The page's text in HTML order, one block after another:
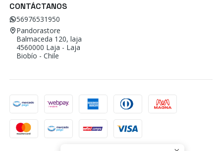
CONTÁCTANOS
56976531950
Pandorastore
Balmaceda 120, laja
4560000 Laja - Laja
Biobío - Chile